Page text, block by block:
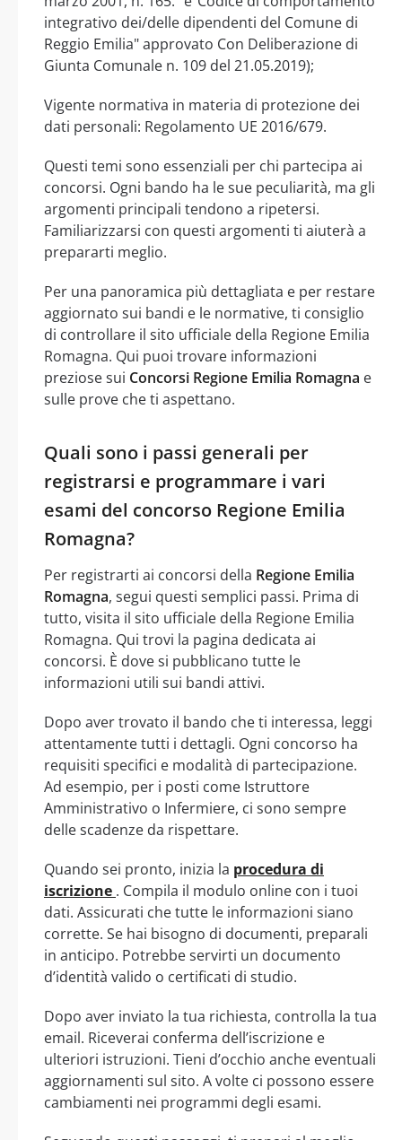
integrativo dei/delle dipendenti del Comune di
Reggio Emilia" approvato Con Deliberazione di
Giunta Comunale n. 109 del 21.05.2019);
Vigente normativa in materia di protezione dei
dati personali: Regolamento UE 2016/679.
Questi temi sono essenziali per chi partecipa ai
concorsi. Ogni bando ha le sue peculiarità, ma gli
argomenti principali tendono a ripetersi.
Familiarizzarsi con questi argomenti ti aiuterà a
prepararti meglio.
Per una panoramica più dettagliata e per restare
aggiornato sui bandi e le normative, ti consiglio
di controllare il sito ufficiale della Regione Emilia
Romagna. Qui puoi trovare informazioni
preziose sui Concorsi Regione Emilia Romagna e
sulle prove che ti aspettano.
Quali sono i passi generali per
registrarsi e programmare i vari
esami del concorso Regione Emilia
Romagna?
Per registrarti ai concorsi della Regione Emilia
Romagna, segui questi semplici passi. Prima di
tutto, visita il sito ufficiale della Regione Emilia
Romagna. Qui trovi la pagina dedicata ai
concorsi. È dove si pubblicano tutte le
informazioni utili sui bandi attivi.
Dopo aver trovato il bando che ti interessa, leggi
attentamente tutti i dettagli. Ogni concorso ha
requisiti specifici e modalità di partecipazione.
Ad esempio, per i posti come Istruttore
Amministrativo o Infermiere, ci sono sempre
delle scadenze da rispettare.
Quando sei pronto, inizia la procedura di
iscrizione . Compila il modulo online con i tuoi
dati. Assicurati che tutte le informazioni siano
corrette. Se hai bisogno di documenti, preparali
in anticipo. Potrebbe servirti un documento
d’identità valido o certificati di studio.
Dopo aver inviato la tua richiesta, controlla la tua
email. Riceverai conferma dell’iscrizione e
ulteriori istruzioni. Tieni d’occhio anche eventuali
aggiornamenti sul sito. A volte ci possono essere
cambiamenti nei programmi degli esami.